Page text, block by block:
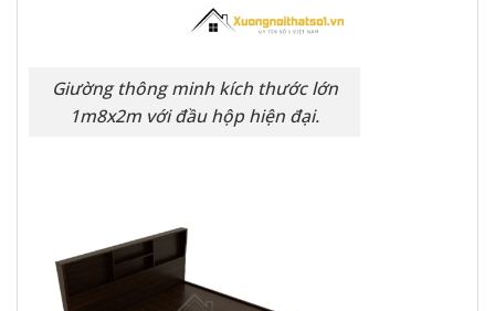
Giường thông minh kích thước lớn
1m8x2m với đầu hộp hiện đại.